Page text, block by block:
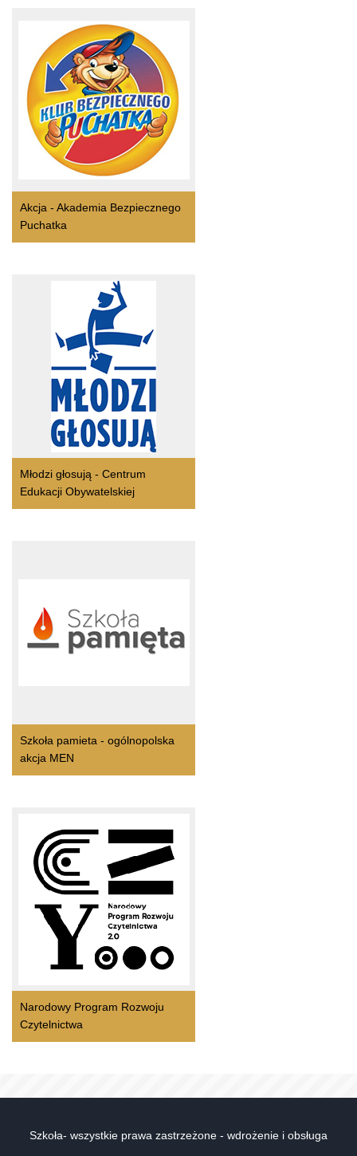
Akcja - Akademia Bezpiecznego
Puchatka
Młodzi głosują - Centrum
Edukacji Obywatelskiej
Szkoła pamieta - ogólnopolska
akcja MEN
Narodowy Program Rozwoju
Czytelnictwa
Szkoła- wszystkie prawa zastrzeżone - wdrożenie i obsługa